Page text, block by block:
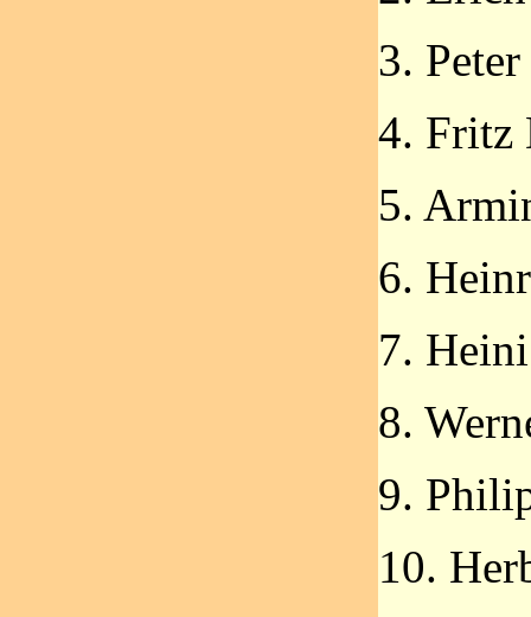
3.
4. Fritz
5.
6.
7.
8.
9.
10.